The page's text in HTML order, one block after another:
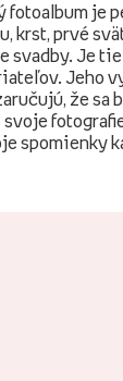
je
krst, prvé
svadby. Je
Jeho
že sa
spomienky